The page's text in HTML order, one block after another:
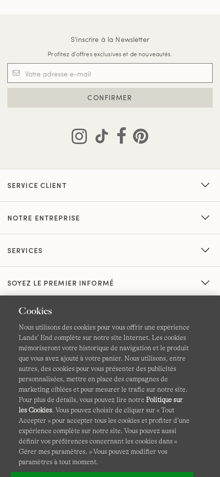
S'inscrire à la Newsletter
Profitez d'offres exclusives et de nouveautés.
CONFIRMER
SERVICE CLIENT
NOTRE ENTREPRISE
SERVICES
SOYEZ LE PREMIER INFORMÉ
CGV Confidentialité et sécurité
Cookies -Gérer mes paramètres Carte du site
Lands' End à l'international
Ce site Internet est protégé par reCAPTCHA.La politique de
confidentialitéetles conditions d'utilisationde Google
s'appliquent.
Cookies
Nous utilisons des cookies pour vous offrir une expérience
Lands’ End complète sur notre site Internet. Les cookies
mémoriseront votre historique de navigation et le produit
que vous avez ajouté à votre panier. Nous utilisons, entre
autres, des cookies pour vous présenter des publicités
personnalisées, mettre en place des campagnes de
marketing ciblées et pour mesurer le trafic sur notre site.
Pour plus de détails, vous pouvez lire notrePolitique sur
les Cookies. Vous pouvez choisir de cliquer sur « Tout
Accepter » pour accepter tous les cookies et profiter d’une
expérience complète sur notre site. Vous pouvez aussi
définir vos préférences concernant les cookies dans «
Gérer mes paramètres. » Vous pouvez modifier vos
paramètres à tout moment.